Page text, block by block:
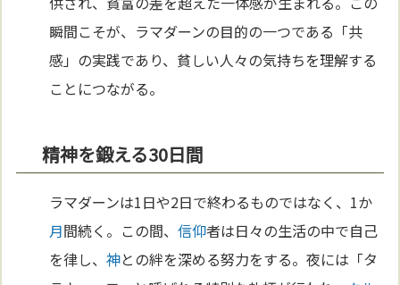
瞬間こそが、ラマダーンの目的の一つである「共
感」の実践であり、貧しい人々の気持ちを理解する
ことにつながる。
精神を鍛える30日間
ラマダーンは1日や2日で終わるものではなく、1か
月間続く。この間、信仰者は日々の生活の中で自己
を律し、神との絆を深める努力をする。夜には「タ